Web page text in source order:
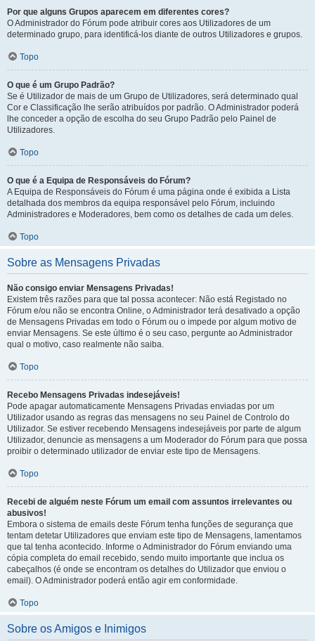
Por que alguns Grupos aparecem em diferentes cores?
O Administrador do Fórum pode atribuir cores aos Utilizadores de um
determinado grupo, para identificá-los diante de outros Utilizadores e grupos.
Topo
O que é um Grupo Padrão?
Se é Utilizador de mais de um Grupo de Utilizadores, será determinado qual
Cor e Classificação lhe serão atribuídos por padrão. O Administrador poderá
lhe conceder a opção de escolha do seu Grupo Padrão pelo Painel de
Utilizadores.
Topo
O que é a Equipa de Responsáveis do Fórum?
A Equipa de Responsáveis do Fórum é uma página onde é exibida a Lista
detalhada dos membros da equipa responsável pelo Fórum, incluindo
Administradores e Moderadores, bem como os detalhes de cada um deles.
Topo
Sobre as Mensagens Privadas
Não consigo enviar Mensagens Privadas!
Existem três razões para que tal possa acontecer: Não está Registado no
Fórum e/ou não se encontra Online, o Administrador terá desativado a opção
de Mensagens Privadas em todo o Fórum ou o impede por algum motivo de
enviar Mensagens. Se este último é o seu caso, pergunte ao Administrador
qual o motivo, caso realmente não saiba.
Topo
Recebo Mensagens Privadas indesejáveis!
Pode apagar automaticamente Mensagens Privadas enviadas por um
Utilizador usando as regras das mensagens no seu Painel de Controlo do
Utilizador. Se estiver recebendo Mensagens indesejáveis por parte de algum
Utilizador, denuncie as mensagens a um Moderador do Fórum para que possa
proibir o determinado utilizador de enviar este tipo de Mensagens.
Topo
Recebi de alguém neste Fórum um email com assuntos irrelevantes ou
abusivos!
Embora o sistema de emails deste Fórum tenha funções de segurança que
tentam detetar Utilizadores que enviam este tipo de Mensagens, lamentamos
que tal tenha acontecido. Informe o Administrador do Fórum enviando uma
cópia completa do email recebido, sendo muito importante que inclua os
cabeçalhos (é onde se encontram os detalhes do Utilizador que enviou o
email). O Administrador poderá então agir em conformidade.
Topo
Sobre os Amigos e Inimigos